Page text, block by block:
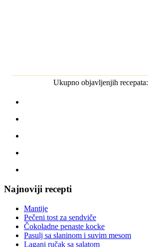
Ukupno objavljenjih recepata:
Najnoviji recepti
Mantije
Pečeni tost za sendviče
Čokoladne penaste kocke
Pasulj sa slaninom i suvim mesom
Lagani ručak sa salatom